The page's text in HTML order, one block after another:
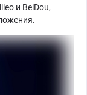
и BeiDou,